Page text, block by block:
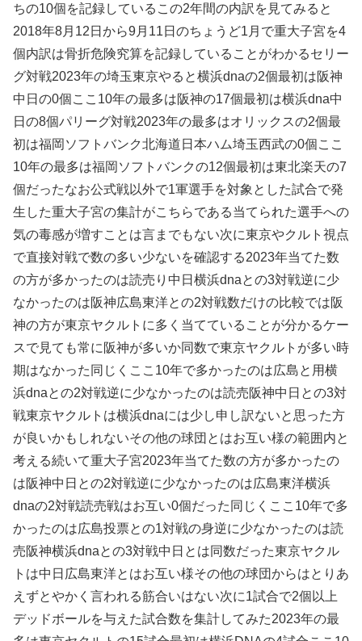
ちの10個を記録しているこの2年間の内訳を見てみると
2018年8月12日から9月11日のちょうど1月で重大子宮を4
個内訳は骨折危険究算を記録していることがわかるセリー
グ対戦2023年の埼玉東京やると横浜dnaの2個最初は阪神
中日の0個ここ10年の最多は阪神の17個最初は横浜dna中
日の8個パリーグ対戦2023年の最多はオリックスの2個最
初は福岡ソフトバンク北海道日本ハム埼玉西武の0個ここ
10年の最多は福岡ソフトバンクの12個最初は東北楽天の7
個だったなお公式戦以外で1軍選手を対象とした試合で発
生した重大子宮の集計がこちらである当てられた選手への
気の毒感が増すことは言までもない次に東京やクルト視点
で直接対戦で数の多い少ないを確認する2023年当てた数
の方が多かったのは読売り中日横浜dnaとの3対戦逆に少
なかったのは阪神広島東洋との2対戦数だけの比較では阪
神の方が東京ヤクルトに多く当てていることが分かるケー
スで見ても常に阪神が多いか同数で東京ヤクルトが多い時
期はなかった同じくここ10年で多かったのは広島と用横
浜dnaとの2対戦逆に少なかったのは読売阪神中日との3対
戦東京ヤクルトは横浜dnaには少し申し訳ないと思った方
が良いかもしれないその他の球団とはお互い様の範囲内と
考える続いて重大子宮2023年当てた数の方が多かったの
は阪神中日との2対戦逆に少なかったのは広島東洋横浜
dnaの2対戦読売戦はお互い0個だった同じくここ10年で多
かったのは広島投票との1対戦の身逆に少なかったのは読
売阪神横浜dnaとの3対戦中日とは同数だった東京ヤクル
トは中日広島東洋とはお互い様その他の球団からはとりあ
えずとやかく言われる筋合いはない次に1試合で2個以上
デッドボールを与えた試合数を集計してみた2023年の最